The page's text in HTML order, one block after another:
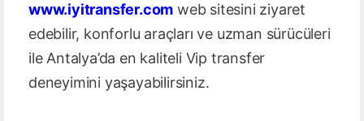
www.iyitransfer.com web sitesini ziyaret
edebilir, konforlu araçları ve uzman sürücüleri
ile Antalya’da en kaliteli Vip transfer
deneyimini yaşayabilirsiniz.